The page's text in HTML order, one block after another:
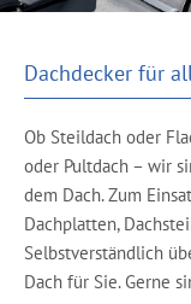
Dachdecker für
Ob Steildach oder
oder Pultdach – wir
dem Dach. Zum
Dachplatten,
Selbstverständlich
Dach für Sie. Gerne